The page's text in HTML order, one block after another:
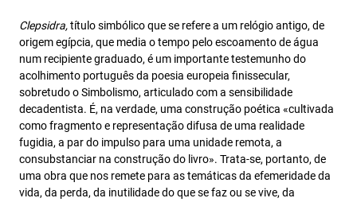
Clepsidra,título simbólico que se refere a um relógio antigo, de
origem egípcia, que media o tempo pelo escoamento de água
num recipiente graduado, é um importante testemunho do
acolhimento português da poesia europeia finissecular,
sobretudo o Simbolismo, articulado com a sensibilidade
decadentista. É, na verdade, uma construção poética «cultivada
como fragmento e representação difusa de uma realidade
fugidia, a par do impulso para uma unidade remota, a
consubstanciar na construção do livro». Trata-se, portanto, de
uma obra que nos remete para as temáticas da efemeridade da
vida, da perda, da inutilidade do que se faz ou se vive, da